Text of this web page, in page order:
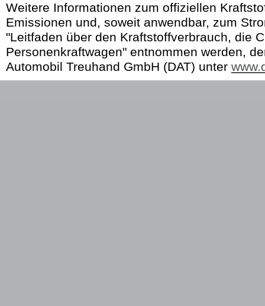
Weitere Informationen zum offiziellen
Emissionen und, soweit anwendbar, zum
"Leitfaden über den Kraftstoffverbrauch, die
Personenkraftwagen" entnommen werden,
Automobil Treuhand GmbH (DAT) unter